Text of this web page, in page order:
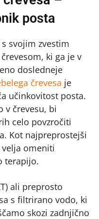
posta
svojim zvestim
ki ga je v
dosledneje
črevesa je
učinkovitost posta.
v črevesu, bi
celo povzročiti
Kot najpreprostejši
omeniti
terapijo.
ali preprosto
s filtrirano vodo, ki
skozi zadnjično